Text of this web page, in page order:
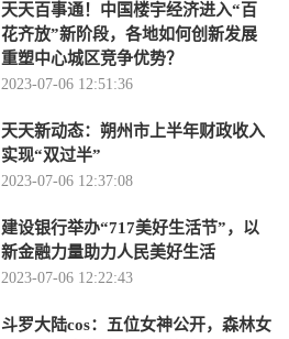
天天百事通！中国楼宇经济进入“百
花齐放”新阶段，各地如何创新发展
重塑中心城区竞争优势？
2023-07-06 12:51:36
天天新动态：朔州市上半年财政收入
实现“双过半”
2023-07-06 12:37:08
建设银行举办“717美好生活节”，以
新金融力量助力人民美好生活
2023-07-06 12:22:43
斗罗大陆cos：五位女神公开，森林女